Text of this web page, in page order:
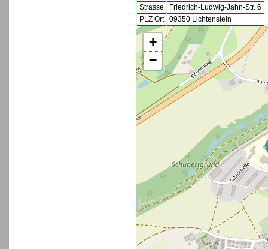
Strasse
Friedrich-Ludwig-Jahn-Str. 6
PLZ Ort
09350 Lichtenstein
+
−